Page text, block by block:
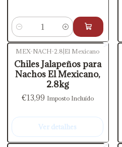
Quantidade
MEX-NACH-2.8|El Mexicano
Chiles Jalapeños para
Nachos El Mexicano,
2.8kg
€13,99 Imposto Incluído
Ver detalhes